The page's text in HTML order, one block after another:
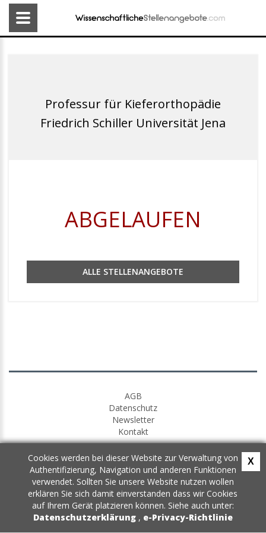
Professur für Kieferorthopädie
Friedrich Schiller Universität Jena
ABGELAUFEN
ALLE STELLENANGEBOTE
AGB
Datenschutz
Newsletter
Kontakt
Cookies werden bei dieser Website zur Verwaltung von
Authentifizierung, Navigation und anderen Funktionen
verwendet. Sollten Sie unsere Website nutzen wollen
erklären Sie sich damit einverstanden dass wir Cookies
auf Ihrem Gerät platzieren können. Siehe auch unter:
Datenschutzerklärung , e-Privacy-Richtlinie
X